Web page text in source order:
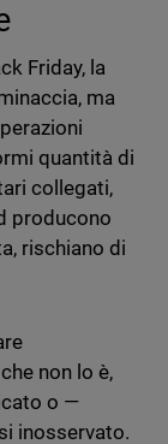
Friday, la
ma
quantità di
collegati,
producono
rischiano di
non lo è,
o —
inosservato.